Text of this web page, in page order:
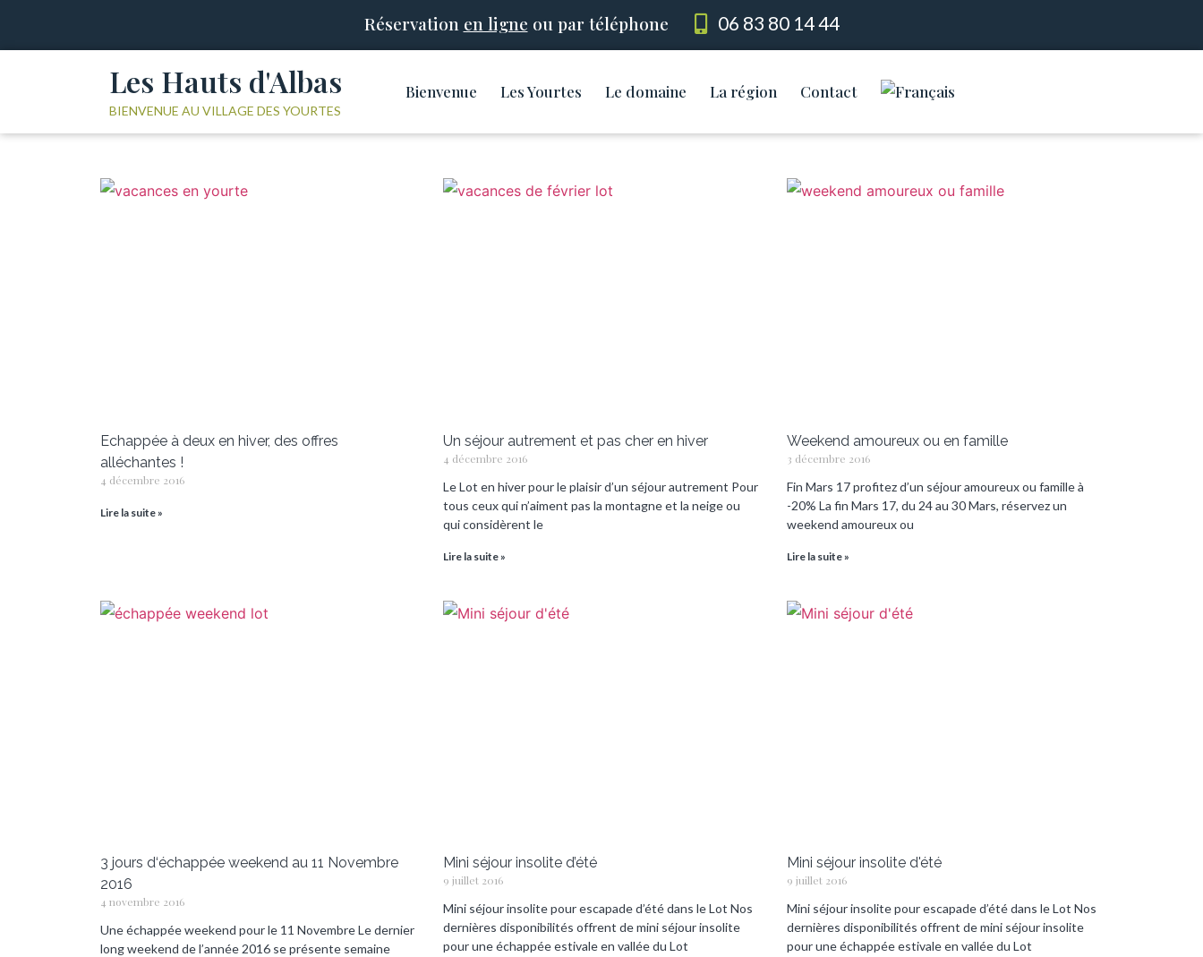
Réservation en ligne ou par téléphone 06 83 80 14 44
Les Hauts d'Albas
BIENVENUE AU VILLAGE DES YOURTES
Bienvenue Les Yourtes Le domaine La région Contact
Echappée à deux en hiver, des offres
alléchantes !
4 décembre 2016
Lire la suite »
Un séjour autrement et pas cher en hiver
4 décembre 2016
Le Lot en hiver pour le plaisir d’un séjour autrement Pour
tous ceux qui n’aiment pas la montagne et la neige ou
qui considèrent le
Lire la suite »
Weekend amoureux ou en famille
3 décembre 2016
Fin Mars 17 profitez d’un séjour amoureux ou famille à
-20% La fin Mars 17, du 24 au 30 Mars, réservez un
weekend amoureux ou
Lire la suite »
3 jours d‘échappée weekend au 11 Novembre
2016
4 novembre 2016
Une échappée weekend pour le 11 Novembre Le dernier
long weekend de l’année 2016 se présente semaine
Mini séjour insolite d’été
9 juillet 2016
Mini séjour insolite pour escapade d’été dans le Lot Nos
dernières disponibilités offrent de mini séjour insolite
pour une échappée estivale en vallée du Lot
Mini séjour insolite d'été
9 juillet 2016
Mini séjour insolite pour escapade d’été dans le Lot Nos
dernières disponibilités offrent de mini séjour insolite
pour une échappée estivale en vallée du Lot